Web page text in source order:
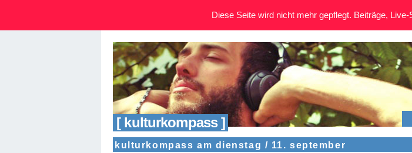
[ kulturkompass ]
kulturkompass am dienstag / 11. september
Diese Seite wird nicht mehr gepflegt. Beiträge,